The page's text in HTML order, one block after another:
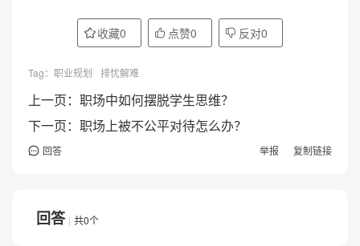
收藏0 点赞0 反对0
Tag： 职业规划 排忧解难
上一页： 职场中如何摆脱学生思维？
下一页： 职场上被不公平对待怎么办？
回答 举报 复制链接
回答 共0个